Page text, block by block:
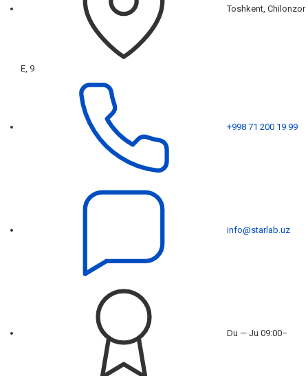
Toshkent, Chilonzor
E, 9
+998 71 200 19 99
info@starlab.uz
Du — Ju 09:00–